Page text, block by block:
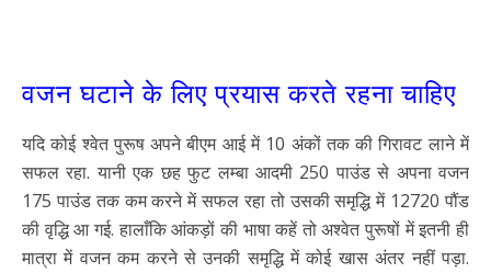
वजन घटाने के लिए प्रयास करते रहना चाहिए
यदि कोई श्वेत पुरूष अपने बीएम आई में 10 अंकों तक की गिरावट लाने में
सफल रहा. यानी एक छह फुट लम्बा आदमी 250 पाउंड से अपना वजन
175 पाउंड तक कम करने में सफल रहा तो उसकी समृद्धि में 12720 पौंड
की वृद्धि आ गई. हालाँकि आंकड़ों की भाषा कहें तो अश्वेत पुरूषों में इतनी ही
मात्रा में वजन कम करने से उनकी समृद्धि में कोई खास अंतर नहीं पड़ा.